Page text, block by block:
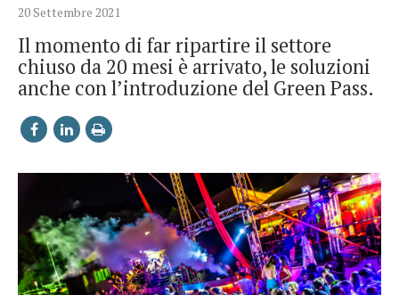
20 Settembre 2021
Il momento di far ripartire il settore
chiuso da 20 mesi è arrivato, le soluzioni
anche con l’introduzione del Green Pass.